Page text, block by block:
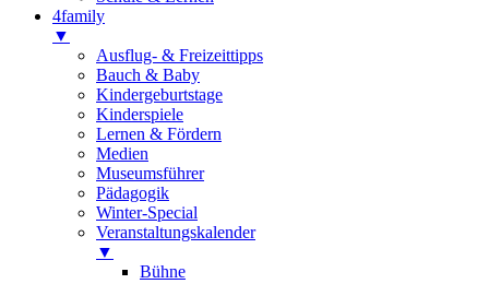
4family
▼
Ausflug- & Freizeittipps
Bauch & Baby
Kindergeburtstage
Kinderspiele
Lernen & Fördern
Medien
Museumsführer
Pädagogik
Winter-Special
Veranstaltungskalender
▼
Bühne